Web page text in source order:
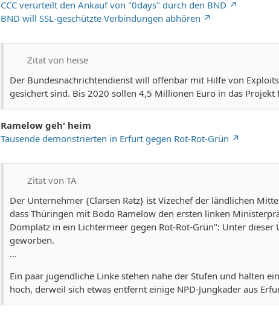
CCC verurteilt den Ankauf von "0days" durch den BND
BND will SSL-geschützte Verbindungen abhören
Zitat von heise
Der Bundesnachrichtendienst will offenbar mit Hilfe von
gesichert sind. Bis 2020 sollen 4,5 Millionen Euro in das Projekt
Ramelow geh' heim
Tausende demonstrierten in Erfurt gegen Rot-Rot-Grün
Zitat von TA
Der Unternehmer {Clarsen Ratz} ist Vizechef der ländlichen
dass Thüringen mit Bodo Ramelow den ersten linken
Domplatz in ein Lichtermeer gegen Rot-Rot-Grün": Unter
geworben.
...
Ein paar jugendliche Linke stehen nahe der Stufen und halten
hoch, derweil sich etwas entfernt einige NPD-Jungkader aus